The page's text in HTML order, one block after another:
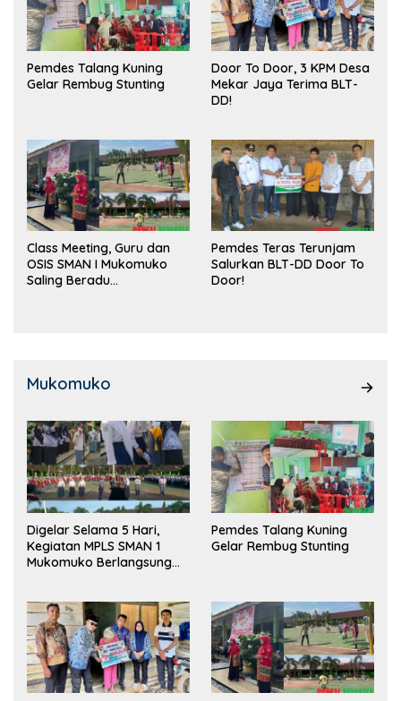
Pemdes Talang Kuning
Gelar Rembug Stunting
Door To Door, 3 KPM Desa
Mekar Jaya Terima BLT-
DD!
Class Meeting, Guru dan
OSIS SMAN I Mukomuko
Saling Beradu
Pemdes Teras Terunjam
Salurkan BLT-DD Door To
Door!
Mukomuko
Digelar Selama 5 Hari,
Kegiatan MPLS SMAN 1
Mukomuko Berlangsung
Pemdes Talang Kuning
Gelar Rembug Stunting